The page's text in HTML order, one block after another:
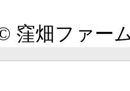
窪畑ファー